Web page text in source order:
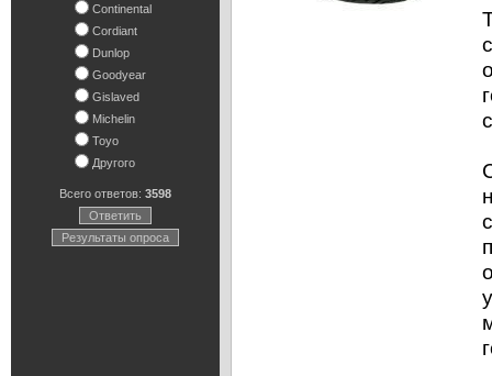
Continental
Cordiant
Dunlop
Goodyear
Gislaved
Michelin
Toyo
Другого
Всего ответов: 3598
Ответить
Результаты опроса